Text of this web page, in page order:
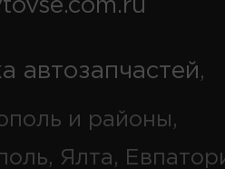
автозапчастей,
и районы,
Ялта,